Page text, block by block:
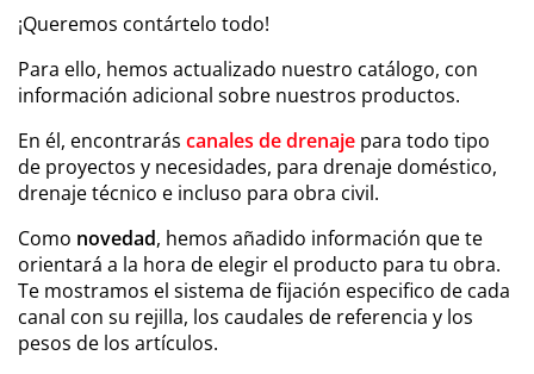
¡Queremos contártelo todo!
Para ello, hemos actualizado nuestro catálogo, con
información adicional sobre nuestros productos.
En él, encontrarás canales de drenaje para todo tipo
de proyectos y necesidades, para drenaje doméstico,
drenaje técnico e incluso para obra civil.
Como novedad, hemos añadido información que te
orientará a la hora de elegir el producto para tu obra.
Te mostramos el sistema de fijación especifico de cada
canal con su rejilla, los caudales de referencia y los
pesos de los artículos.